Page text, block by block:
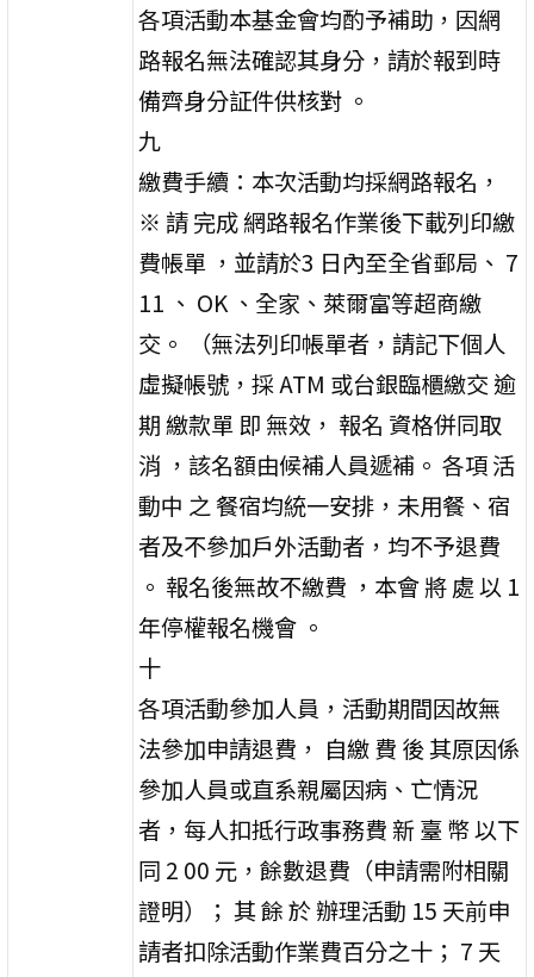
各項活動本基金會均酌予補助，因網
路報名無法確認其身分，請於報到時
備齊身分証件供核對 。
九
繳費手續：本次活動均採網路報名，
※ 請 完成 網路報名作業後下載列印繳
費帳單 ，並請於3 日內至全省郵局、 7
11 、 OK 、全家、萊爾富等超商繳
交。 （無法列印帳單者，請記下個人
虛擬帳號，採 ATM 或台銀臨櫃繳交 逾
期 繳款單 即 無效， 報名 資格併同取
消 ，該名額由候補人員遞補。 各項 活
動中 之 餐宿均統一安排，未用餐、宿
者及不參加戶外活動者，均不予退費
。 報名後無故不繳費 ，本會 將 處 以 1
年停權報名機會 。
十
各項活動參加人員，活動期間因故無
法參加申請退費， 自繳 費 後 其原因係
參加人員或直系親屬因病、亡情況
者，每人扣抵行政事務費 新 臺 幣 以下
同 2 00 元，餘數退費（申請需附相關
證明）； 其 餘 於 辦理活動 15 天前申
請者扣除活動作業費百分之十； 7 天